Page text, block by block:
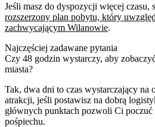
Jeśli masz do dyspozycji więcej czasu,
rozszerzony plan pobytu, który
zachwycającym Wilanowie.
Najczęściej zadawane pytania
Czy 48 godzin wystarczy, aby
miasta?
Tak, dwa dni to czas wystarczający na
atrakcji, jeśli postawisz na dobrą
głównych punktach pozwoli Ci
pośpiechu.